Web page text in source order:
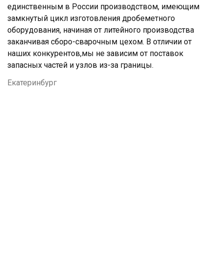
единственным в России производством, имеющим
замкнутый цикл изготовления дробеметного
оборудования, начиная от литейного производства
заканчивая сборо-сварочным цехом. В отличии от
наших конкурентов,мы не зависим от поставок
запасных частей и узлов из-за границы.
Екатеринбург